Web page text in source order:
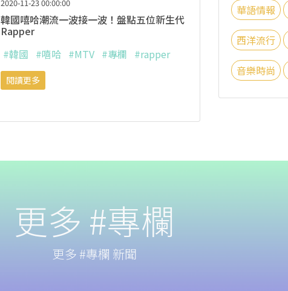
華語情報
西洋流行
音樂時尚
2020-11-23 00:00:00
韓國嘻哈潮流一波接一波！盤點五位新生代
Rapper
#韓國 #嘻哈 #MTV #專欄 #rapper
閱讀更多
更多 #專欄
更多 #專欄 新聞